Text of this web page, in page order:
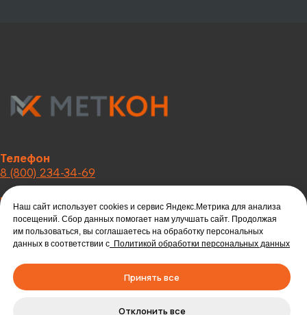
Наш сайт использует cookies и сервис Яндекс.Метрика для анализа
посещений. Сбор данных помогает нам улучшать сайт. Продолжая
им пользоваться, вы соглашаетесь на обработку персональных
данных в соответствии с Политикой обработки персональных данных
Принять все
Отклонить все
Телефон
8 (800) 234-34-69
Email
metkon18@mail.ru
Политика обработки